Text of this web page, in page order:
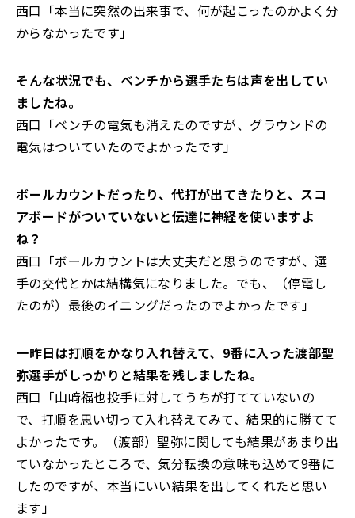
西口「本当に突然の出来事で、 何が起こったのかよく分
からなかったです」
――そんな状況でも、 ベンチから選手たちは声を出してい
ましたね。
西口「ベンチの電気も消えたのですが、 グラウンドの
電気はついていたのでよかったです」
――ボールカウントだったり、代打が出てきたりと、 スコ
アボードがついていないと伝達に神経を使いますよ
ね？
西口「ボールカウントは大丈夫だと思うのですが、 選
手の交代とかは結構気になりました。でも、（停電し
たのが） 最後のイニングだったのでよかったです」
――一昨日は打順をかなり入れ替えて、 9番に入った渡部聖
弥選手がしっかりと結果を残しましたね。
西口「山﨑福也投手に対してうちが打てていないの
で、 打順を思い切って入れ替えてみて、結果的に勝てて
よかったです。（渡部）聖弥に関しても結果があまり出
ていなかったところで、気分転換の意味も込めて9番に
したのですが、 本当にいい結果を出してくれたと思い
ます」